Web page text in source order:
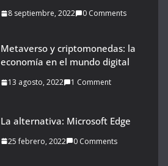
8 septiembre, 2022 0 Comments
Metaverso y criptomonedas: la
economía en el mundo digital
13 agosto, 2022 1 Comment
La alternativa: Microsoft Edge
25 febrero, 2022 0 Comments